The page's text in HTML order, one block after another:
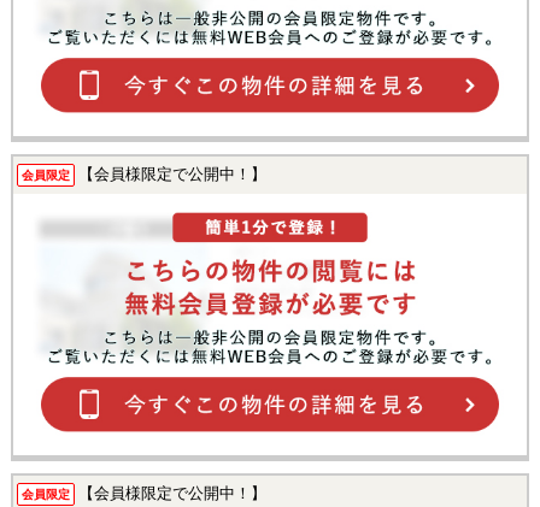
会員限定 【会員様限定で公開中！】
会員限定 【会員様限定で公開中！】